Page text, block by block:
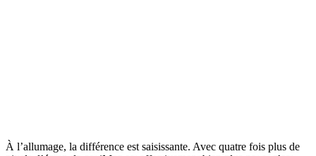
À l’allumage, la différence est saisissante. Avec quatre fois plus de